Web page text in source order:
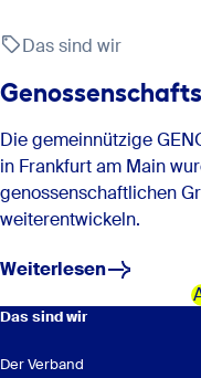
Das sind wir
Die gemeinnützige
in Frankfurt am Main
genossenschaftlichen
weiterentwickeln.
Weiterlesen
Das sind wir
Der Verband